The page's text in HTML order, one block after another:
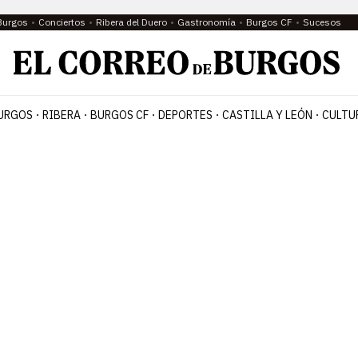
Conciertos Ribera del Duero Gastronomía Burgos CF Sucesos
RIBERA BURGOS CF DEPORTES CASTILLA Y LEÓN